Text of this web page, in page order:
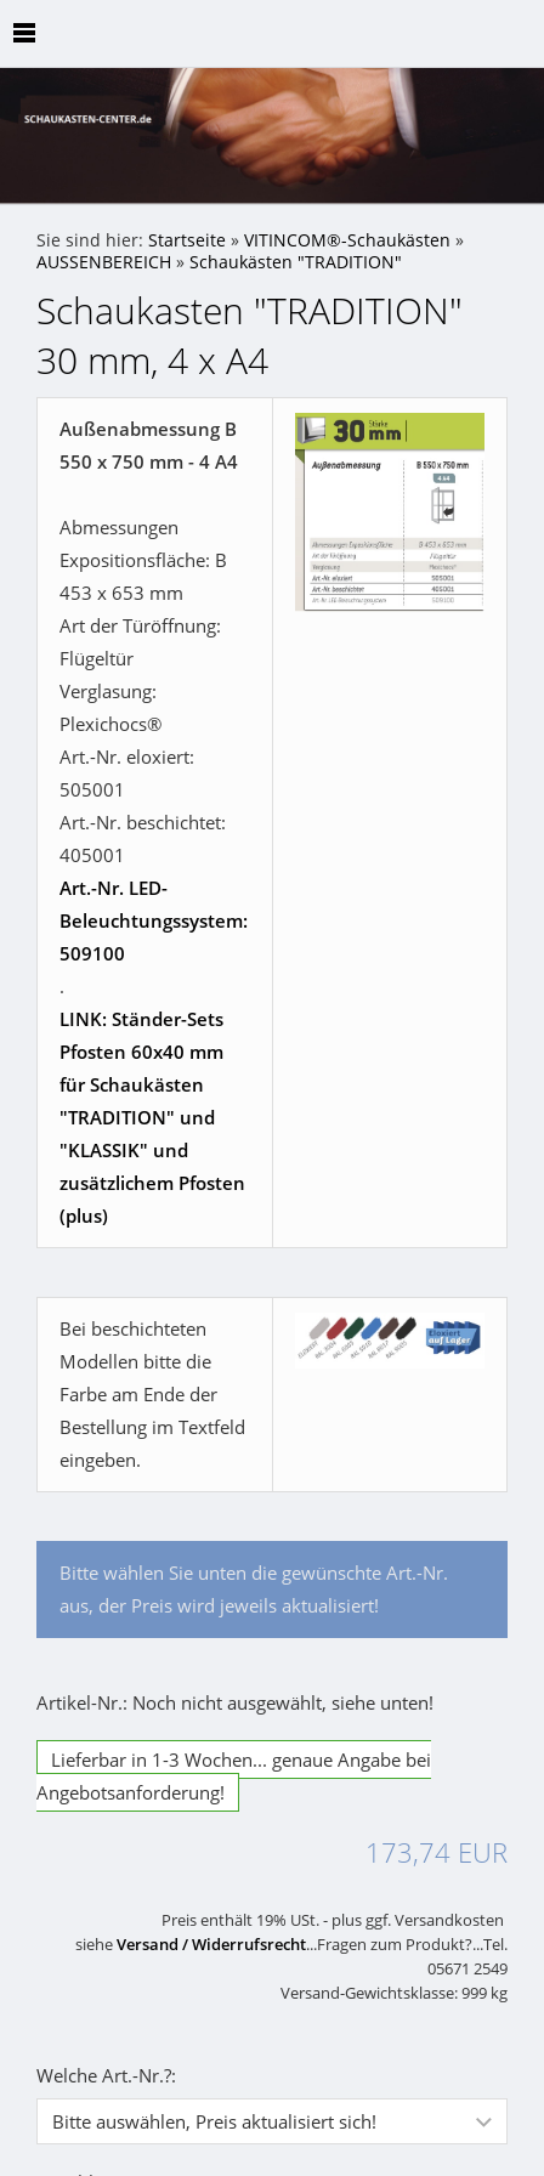
Sie sind hier: Startseite » VITINCOM®-Schaukästen »
AUSSENBEREICH » Schaukästen "TRADITION"
Schaukasten "TRADITION"
30 mm, 4 x A4
Außenabmessung B
550 x 750 mm - 4 A4
Abmessungen
Expositionsfläche: B
453 x 653 mm
Art der Türöffnung:
Flügeltür
Verglasung:
Plexichocs®
Art.-Nr. eloxiert:
505001
Art.-Nr. beschichtet:
405001
Art.-Nr. LED-
Beleuchtungssystem:
509100
.
LINK: Ständer-Sets
Pfosten 60x40 mm
für Schaukästen
"TRADITION" und
"KLASSIK" und
zusätzlichem Pfosten
(plus)
Bei beschichteten
Modellen bitte die
Farbe am Ende der
Bestellung im Textfeld
eingeben.
Bitte wählen Sie unten die gewünschte Art.-Nr.
aus, der Preis wird jeweils aktualisiert!
Artikel-Nr.: Noch nicht ausgewählt, siehe unten!
Lieferbar in 1-3 Wochen... genaue Angabe bei
Angebotsanforderung!
173,74 EUR
Preis enthält 19% USt. - plus ggf. Versandkosten
sieheVersand / Widerrufsrecht...Fragen zum Produkt?...Tel.
05671 2549
Versand-Gewichtsklasse: 999 kg
Welche Art.-Nr.?: